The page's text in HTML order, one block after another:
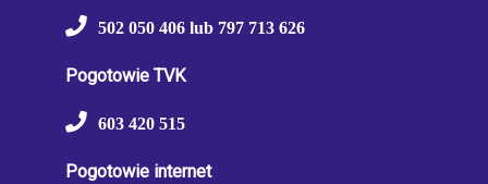
502 050 406 lub 797 713 626
Pogotowie TVK
603 420 515
Pogotowie internet